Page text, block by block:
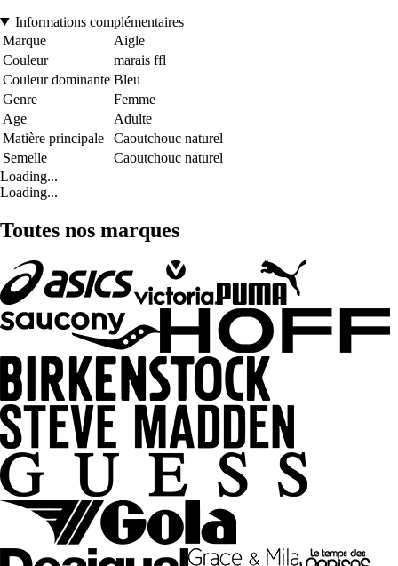
Informations complémentaires
Marque
Aigle
Couleur
marais ffl
Couleur dominante Bleu
Genre
Femme
Age
Adulte
Matière principale
Caoutchouc naturel
Semelle
Caoutchouc naturel
Loading...
Loading...
Toutes nos marques